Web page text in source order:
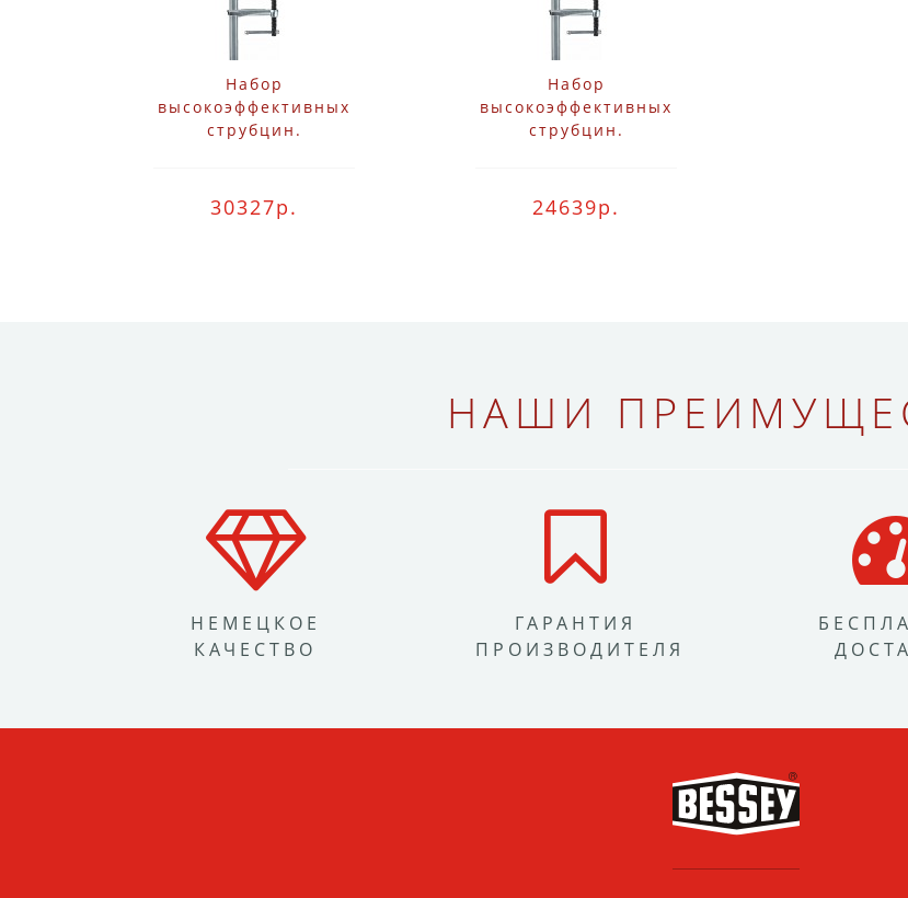
Набор
высокоэффективных
струбцин.
сборе SLV Bessey SLV150M
30327р.
Набор
высокоэффективных
струбцин.
сборе SLV Bessey SLV100M
24639р.
НАШИ
НЕМЕЦКОЕ
КАЧЕСТВО
ГАРАНТИЯ
ПРОИЗВОДИТЕЛЯ